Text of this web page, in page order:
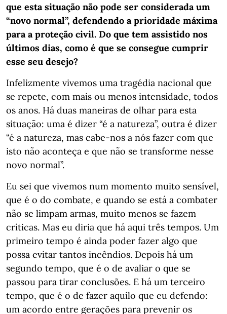
que esta situação não pode ser considerada um
“novo normal”, defendendo a prioridade máxima
para a proteção civil. Do que tem assistido nos
últimos dias, como é que se consegue cumprir
esse seu desejo?
Infelizmente vivemos uma tragédia nacional que
se repete, com mais ou menos intensidade, todos
os anos. Há duas maneiras de olhar para esta
situação: uma é dizer “é a natureza”, outra é dizer
“é a natureza, mas cabe-nos a nós fazer com que
isto não aconteça e que não se transforme nesse
novo normal”.
Eu sei que vivemos num momento muito sensível,
que é o do combate, e quando se está a combater
não se limpam armas, muito menos se fazem
críticas. Mas eu diria que há aqui três tempos. Um
primeiro tempo é ainda poder fazer algo que
possa evitar tantos incêndios. Depois há um
segundo tempo, que é o de avaliar o que se
passou para tirar conclusões. E há um terceiro
tempo, que é o de fazer aquilo que eu defendo:
um acordo entre gerações para prevenir os